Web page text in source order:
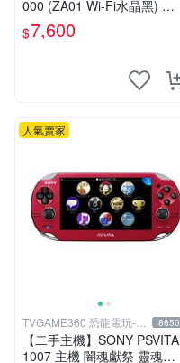
000 (ZA01 Wi-Fi水晶黑) 掌
上遊戲機 5英吋多點觸控螢幕
$7,600
人氣賣家
TVGAME360 恐龍電玩-台
中店
8650
【二手主機】SONY PSVITA
1007 主機 闇魂獻祭 靈魂祭